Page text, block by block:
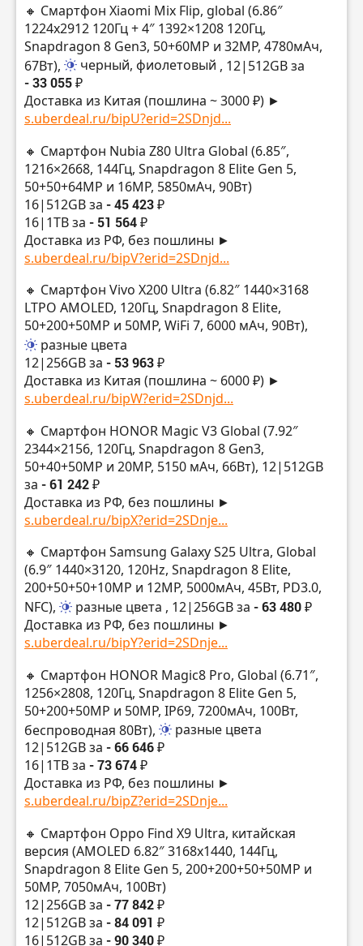
🔸 Смартфон Xiaomi Mix Flip, global (6.86″
1224х2912 120Гц + 4″ 1392×1208 120Гц,
Snapdragon 8 Gen3, 50+60MP и 32MP, 4780мАч,
67Вт),
черный, фиолетовый , 12|512GB за
- 33 055 ₽
Доставка из Китая (пошлина ~ 3000 ₽) ►
s.uberdeal.ru/bipU?erid=2SDnjd...
🔸 Смартфон Nubia Z80 Ultra Global (6.85″,
1216×2668, 144Гц, Snapdragon 8 Elite Gen 5,
50+50+64MP и 16MP, 5850мАч, 90Вт)
16|512GB за - 45 423 ₽
16|1TB за - 51 564 ₽
Доставка из РФ, без пошлины ►
s.uberdeal.ru/bipV?erid=2SDnjd...
🔸 Смартфон Vivo X200 Ultra (6.82″ 1440×3168
LTPO AMOLED, 120Гц, Snapdragon 8 Elite,
50+200+50MP и 50MP, WiFi 7, 6000 мАч, 90Вт),
разные цвета
12|256GB за - 53 963 ₽
Доставка из Китая (пошлина ~ 6000 ₽) ►
s.uberdeal.ru/bipW?erid=2SDnjd...
🔸 Смартфон HONOR Magic V3 Global (7.92″
2344×2156, 120Гц, Snapdragon 8 Gen3,
50+40+50MP и 20MP, 5150 мАч, 66Вт), 12|512GB
за - 61 242 ₽
Доставка из РФ, без пошлины ►
s.uberdeal.ru/bipX?erid=2SDnje...
🔸 Смартфон Samsung Galaxy S25 Ultra, Global
(6.9″ 1440×3120, 120Hz, Snapdragon 8 Elite,
200+50+50+10MP и 12MP, 5000мАч, 45Вт, PD3.0,
NFC),
разные цвета , 12|256GB за - 63 480 ₽
Доставка из РФ, без пошлины ►
s.uberdeal.ru/bipY?erid=2SDnje...
🔸 Смартфон HONOR Magic8 Pro, Global (6.71″,
1256×2808, 120Гц, Snapdragon 8 Elite Gen 5,
50+200+50MP и 50MP, IP69, 7200мАч, 100Вт,
беспроводная 80Вт),
разные цвета
12|512GB за - 66 646 ₽
16|1TB за - 73 674 ₽
Доставка из РФ, без пошлины ►
s.uberdeal.ru/bipZ?erid=2SDnje...
🔸 Смартфон Oppo Find X9 Ultra, китайская
версия (AMOLED 6.82″ 3168х1440, 144Гц,
Snapdragon 8 Elite Gen 5, 200+200+50+50MP и
50MP, 7050мАч, 100Вт)
12|256GB за - 77 842 ₽
12|512GB за - 84 091 ₽
16|512GB за - 90 340 ₽